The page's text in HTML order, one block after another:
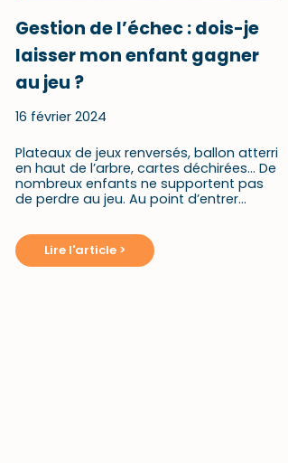
Gestion de l’échec : dois-je
laisser mon enfant gagner
au jeu ?
16 février 2024
Plateaux de jeux renversés, ballon atterri
en haut de l’arbre, cartes déchirées… De
nombreux enfants ne supportent pas
de perdre au jeu. Au point d’entrer…
Lire l'article >